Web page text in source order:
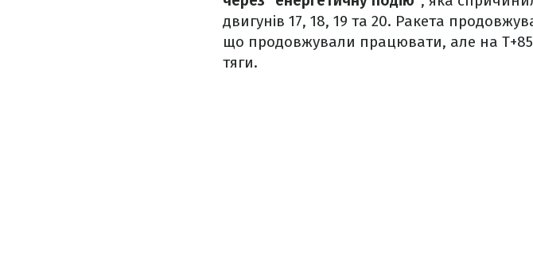
двигунів 17, 18, 19 та 20. Ракета
що продовжували працювати, але на T+85
тяги.